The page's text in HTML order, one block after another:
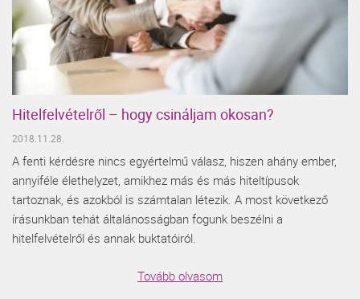
Hitelfelvételről – hogy csináljam okosan?
2018.11.28.
A fenti kérdésre nincs egyértelmű válasz, hiszen ahány ember,
annyiféle élethelyzet, amikhez más és más hiteltípusok
tartoznak, és azokból is számtalan létezik. A most következő
írásunkban tehát általánosságban fogunk beszélni a
hitelfelvételről és annak buktatóiról.
Tovább olvasom